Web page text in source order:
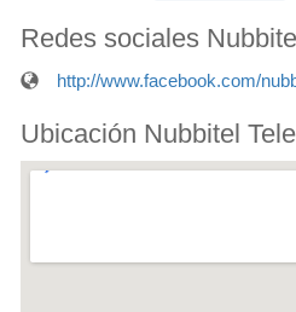
Redes sociales
http://www.facebook.com/
Ubicación Nubbitel